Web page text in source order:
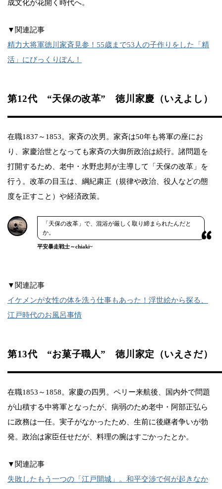
成文化が花開く時代へ。
▼関連記事
精力大将軍徳川家斉見参！55歳まで53人の子作りをした「精
活」にびっくりぽん！
第12代 “天保の改革” 徳川家慶（いえよし）
在職1837～1853。家斉の次男。家斉は50年も将軍の座にお
り、家慶治世となっても家斉の大御所政治は続行。諸問題を
打開するため、老中・水野忠邦が主導して「天保の改革」を
行う。改革の目玉は、綱紀粛正（規律や政治、役人などの態
度を正すこと）や経済政策。
「天保の改革」で、混浴が厳しく取り締まられたんだと
か。
平安暴走戦士～chiaki~
▼関連記事
イケメンが女性の体を洗う仕事もあった！浮世絵から探る、
江戸時代のお風呂事情
第13代 “お菓子職人” 徳川家定（いえさだ）
在職1853～1858。家慶の四男。ペリー来航後、国内外で問題
が山積する中将軍となったが、病弱のため老中・阿部正弘ら
に政務は一任。実子がなかったため、生前に後継者争いが勃
発。政治は家臣任せだが、料理の腕はすごかったとか。
▼関連記事
失敗したもう一つの「江戸開城」。和平交渉で何が起きなか